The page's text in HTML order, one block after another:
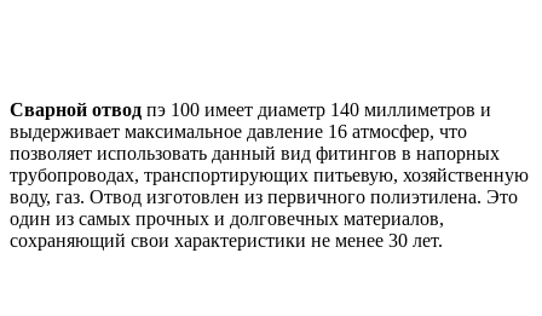
Сварной отвод пэ 100 имеет диаметр 140 миллиметров и
выдерживает максимальное давление 16 атмосфер, что
позволяет использовать данный вид фитингов в напорных
трубопроводах, транспортирующих питьевую, хозяйственную
воду, газ. Отвод изготовлен из первичного полиэтилена. Это
один из самых прочных и долговечных материалов,
сохраняющий свои характеристики не менее 30 лет.